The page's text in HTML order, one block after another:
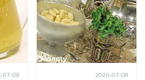
2026-07-08
07-08